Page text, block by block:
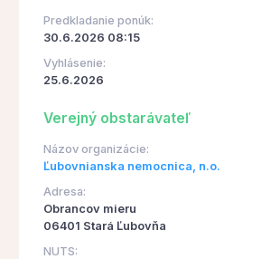
Predkladanie ponúk:
30.6.2026 08:15
Vyhlásenie:
25.6.2026
Verejný obstarávateľ
Názov organizácie:
Ľubovnianska nemocnica, n.o.
Adresa:
Obrancov mieru
06401 Stará Ľubovňa
NUTS: